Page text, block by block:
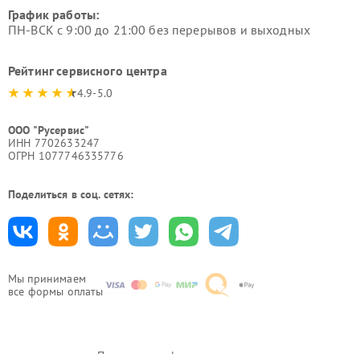
Мы принимаем
все формы оплаты
График работы:
ПН-ВСК с 9:00 до 21:00 без перерывов и выходных
Рейтинг сервисного центра
4.9-5.0
ООО "Русервис"
ИНН 7702633247
ОГРН 1077746335776
Поделиться в соц. сетях: